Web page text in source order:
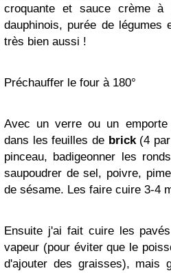
croquante et sauce crème à
dauphinois, purée de légumes
très bien aussi !
Préchauffer le four à 180°
Avec un verre ou un
dans les feuilles de brick(4 par
pinceau, badigeonner les
saupoudrer de sel, poivre,
de sésame. Les faire cuire 3-4
Ensuite j'ai fait cuire les
vapeur (pour éviter que le
d'ajouter des graisses), mais